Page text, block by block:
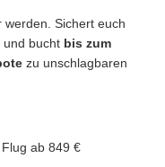
werden. Sichert euch
und bucht bis zum
zu unschlagbaren
ab 849 €